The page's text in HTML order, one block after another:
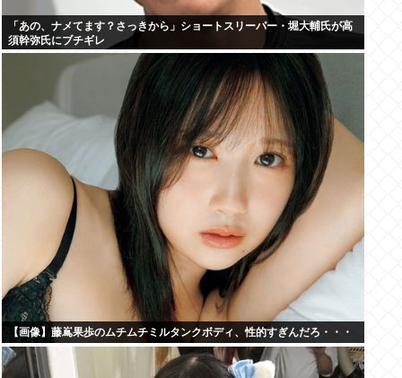
「あの、ナメてます？さっきから」ショートスリーパー・堀大輔氏が高
須幹弥氏にブチギレ
【画像】藤嶌果歩のムチムチミルタンクボディ、性的すぎんだろ・・・